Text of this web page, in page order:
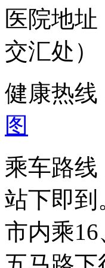
医院地
交汇处）
健康热线
图
乘车路线
站下即到
市内乘16